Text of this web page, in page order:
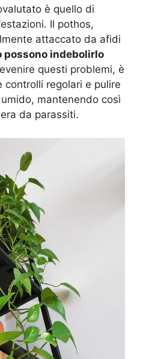
è quello di
Il pothos,
attaccato da afidi
possono indebolirlo
questi problemi, è
regolari e pulire
mantenendo così
da parassiti.